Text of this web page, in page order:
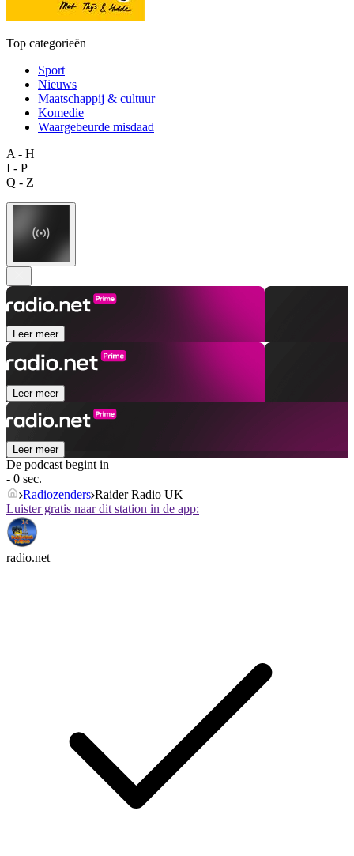
Top categorieën
Sport
Nieuws
Maatschappij & cultuur
Komedie
Waargebeurde misdaad
A - H
I - P
Q - Z
Leer meer
Leer meer
Leer meer
De podcast begint in
- 0 sec.
Radiozenders Raider Radio UK
Luister gratis naar dit station in de app:
radio.net